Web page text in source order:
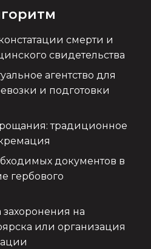
смерти и
свидетельства
агентство для
и подготовки
традиционное
документов в
гербового
захоронения на
или организация